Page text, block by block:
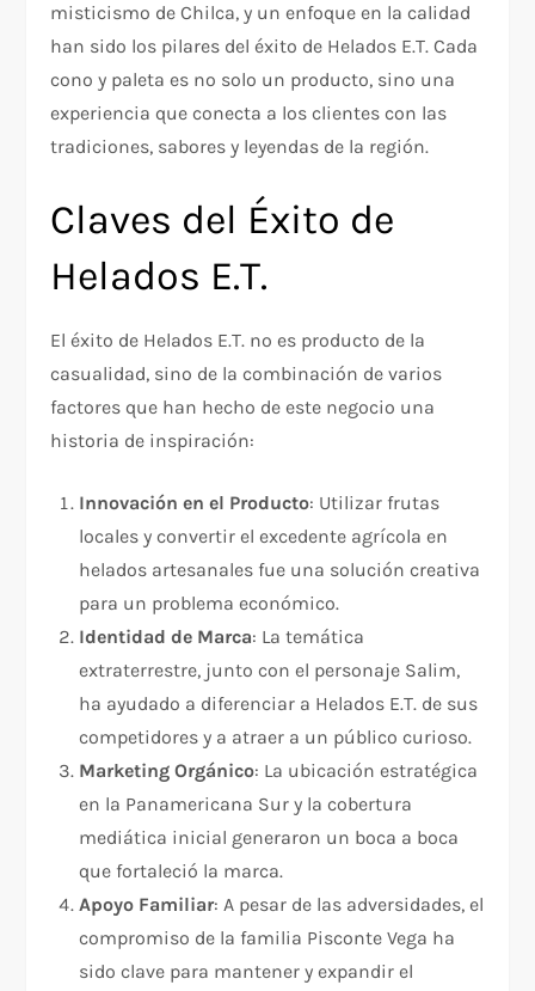
misticismo de Chilca, y un enfoque en la calidad
han sido los pilares del éxito de Helados E.T. Cada
cono y paleta es no solo un producto, sino una
experiencia que conecta a los clientes con las
tradiciones, sabores y leyendas de la región.
Claves del Éxito de
Helados E.T.
El éxito de Helados E.T. no es producto de la
casualidad, sino de la combinación de varios
factores que han hecho de este negocio una
historia de inspiración:
Innovación en el Producto: Utilizar frutas
locales y convertir el excedente agrícola en
helados artesanales fue una solución creativa
para un problema económico.
Identidad de Marca: La temática
extraterrestre, junto con el personaje Salim,
ha ayudado a diferenciar a Helados E.T. de sus
competidores y a atraer a un público curioso.
Marketing Orgánico: La ubicación estratégica
en la Panamericana Sur y la cobertura
mediática inicial generaron un boca a boca
que fortaleció la marca.
Apoyo Familiar: A pesar de las adversidades, el
compromiso de la familia Pisconte Vega ha
sido clave para mantener y expandir el